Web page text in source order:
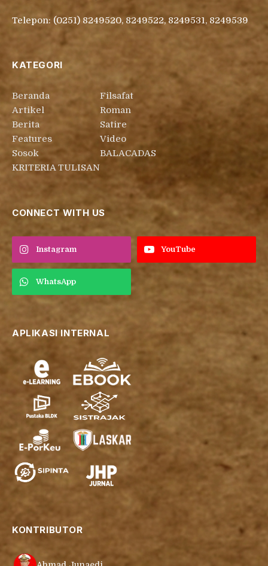
Telepon: (0251) 8249520, 8249522, 8249531, 8249539
KATEGORI
Beranda
Artikel
Berita
Features
Sosok
KRITERIA TULISAN
Filsafat
Roman
Satire
Video
BALACADAS
CONNECT WITH US
Instagram YouTube
WhatsApp
APLIKASI INTERNAL
KONTRIBUTOR